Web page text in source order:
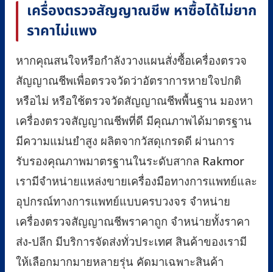
เครื่องตรวจสัญญาณชีพ หาซื้อได้ไม่ยาก
ราคาไม่แพง
หากคุณสนใจหรือกำลังวางแผนสั่งซื้อเครื่องตรวจ
สัญญาณชีพเพื่อตรวจวัดว่าอัตราการหายใจปกติ
หรือไม่ หรือใช้ตรวจวัดสัญญาณชีพพื้นฐาน มองหา
เครื่องตรวจสัญญาณชีพที่ดี มีคุณภาพได้มาตรฐาน
มีความแม่นยำสูง ผลิตจากวัสดุเกรดดี ผ่านการ
รับรองคุณภาพมาตรฐานในระดับสากล Rakmor
เรามีจำหน่ายแหล่งขายเครื่องมือทางการแพทย์และ
อุปกรณ์ทางการแพทย์แบบครบวงจร จำหน่าย
เครื่องตรวจสัญญาณชีพราคาถูก จำหน่ายทั้งราคา
ส่ง-ปลีก มีบริการจัดส่งทั่วประเทศ สินค้าของเรามี
ให้เลือกมากมายหลายรุ่น คัดมาเฉพาะสินค้า